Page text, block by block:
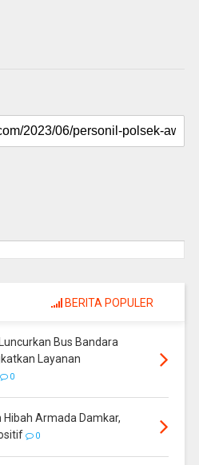
BERITA POPULER
Bus Bandara
Layanan
0
Armada Damkar,
0